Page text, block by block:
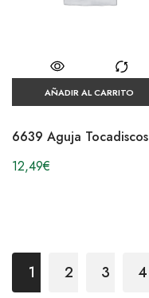
AÑADIR AL CARRITO
6639 Aguja Tocadiscos
12,49€
1 2 3 4